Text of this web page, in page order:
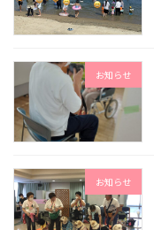
お知らせ
お知らせ